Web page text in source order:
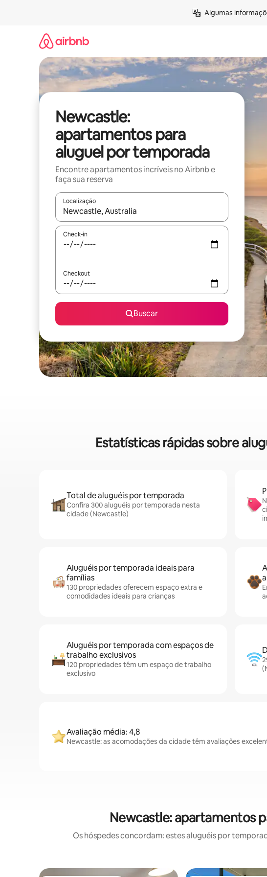
Algumas
Newcastle:
apartamentos para
aluguel por temporada
Encontre apartamentos incríveis no Airbnb e
faça sua reserva
Localização
Quando os resultados estiverem disponíveis, explore-os
Check-in
Checkout
Buscar
Estatísticas rápidas sobre
Total de aluguéis por temporada
Confira 300 aluguéis por temporada nesta
cidade (Newcastle)
Aluguéis por temporada ideais para
famílias
130 propriedades oferecem espaço extra e
comodidades ideais para crianças
Aluguéis por temporada com espaços de
trabalho exclusivos
120 propriedades têm um espaço de trabalho
exclusivo
Avaliação média: 4,8
Newcastle: as acomodações da cidade têm avaliações
Newcastle: apartamentos
Os hóspedes concordam: estes aluguéis por